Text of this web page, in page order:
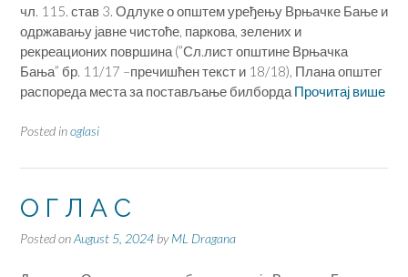
чл. 115. став 3. Одлуке о општем уређењу Врњачке Бање и
одржавању јавне чистоће, паркова, зелених и
рекреационих површина (”Сл.лист општине Врњачка
Бања” бр. 11/17 –пречишћен текст и 18/18), Плана општег
распореда места за постављање билборда Прочитај више
Posted inoglasi
О Г Л А С
Posted onAugust 5, 2024 byML Dragana